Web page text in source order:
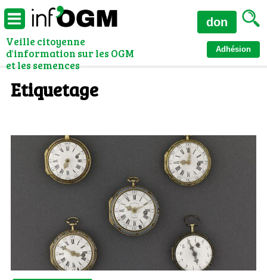
Veille citoyenne
d'information sur les OGM
et les semences
Adhésion
don
Etiquetage